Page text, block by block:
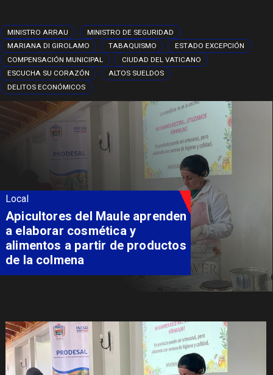
MINISTRO ARRAU
MINISTRO DE SEGURIDAD
MARIANA DI GIROLAMO
TABAQUISMO
ESTADO EXCEPCIÓN
COMPENSACIÓN MUNICIPAL
CIUDAD DEL VATICANO
ESCUCHA SU CORAZÓN
ALTOS SUELDOS
DELITOS ECONÓMICOS
Local
Álvarez-Salamanca destaca
inversión regional en el inicio
de obras de la Subcomisaría
Maule Norte